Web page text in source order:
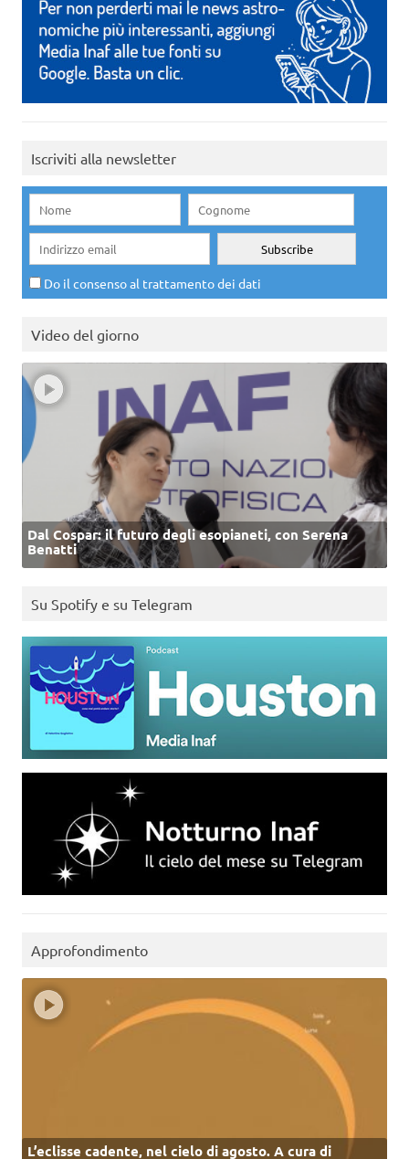
Iscriviti alla newsletter
Do il consenso al trattamento dei dati
Video del giorno
Dal Cospar: il futuro degli esopianeti, con Serena
Benatti
Su Spotify e su Telegram
Approfondimento
L’eclisse cadente, nel cielo di agosto. A cura di